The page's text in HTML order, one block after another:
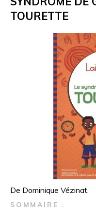
TOURETTE
De Dominique Vézinat.
SOMMAIRE :